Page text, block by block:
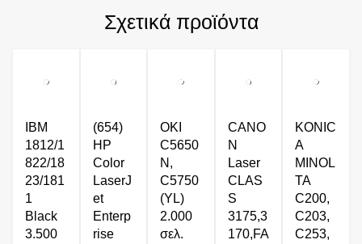
Σχετικά προϊόντα
IBM
1812/1
822/18
23/181
1
Black
3.500
(654)
HP
Color
LaserJ
et
Enterp
rise
OKI
C5650
N,
C5750
(YL)
2.000
σελ.
CANO
N
Laser
CLAS
S
3175,3
170,FA
KONIC
A
MINOL
TA
C200,
C203,
C253,